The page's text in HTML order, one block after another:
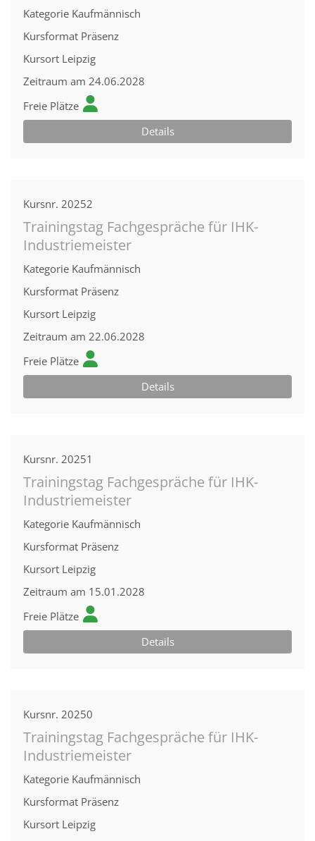
Kategorie Kaufmännisch
Kursformat Präsenz
Kursort Leipzig
Zeitraum am 24.06.2028
Freie Plätze
Details
Kursnr. 20252
Trainingstag Fachgespräche für IHK-
Industriemeister
Kategorie Kaufmännisch
Kursformat Präsenz
Kursort Leipzig
Zeitraum am 22.06.2028
Freie Plätze
Details
Kursnr. 20251
Trainingstag Fachgespräche für IHK-
Industriemeister
Kategorie Kaufmännisch
Kursformat Präsenz
Kursort Leipzig
Zeitraum am 15.01.2028
Freie Plätze
Details
Kursnr. 20250
Trainingstag Fachgespräche für IHK-
Industriemeister
Kategorie Kaufmännisch
Kursformat Präsenz
Kursort Leipzig